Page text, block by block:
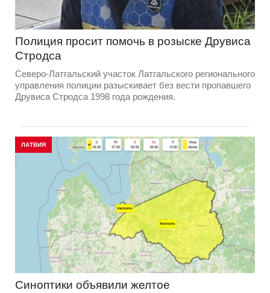
Полиция просит помочь в розыске Друвиса
Стродса
Северо-Латгальский участок Латгальского регионального
управления полиции разыскивает без вести пропавшего
Друвиса Стродса 1998 года рождения.
ЛАТВИЯ
Синоптики объявили желтое